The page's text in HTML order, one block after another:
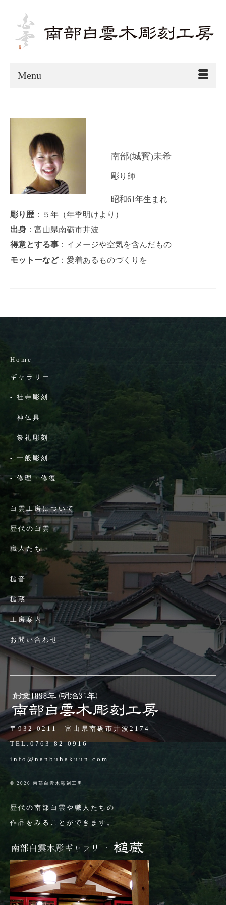
Menu
南部(城寳)未希
彫り師
昭和61年生まれ
彫り歴 ：５年（年季明けより）
出身 ：富山県南砺市井波
得意とする事 ：イメージや空気を含んだもの
モットーなど：愛着あるものづくりを
Home
ギャラリー
- 社寺彫刻
- 神仏具
- 祭礼彫刻
- 一般彫刻
-修理・修復
白雲工房について
歴代の白雲
職人たち
槌音
槌蔵
工房案内
お問い合わせ
〒932-0211 富山県南砺市井波2174
TEL:0763-82-0916
info@nanbuhakuun.com
© 2026 南部白雲木彫刻工房
歴代の南部白雲や職人たちの
作品をみることができます。